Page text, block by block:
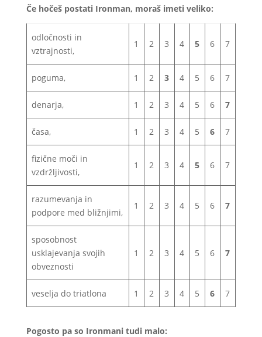
Če hočeš postati Ironman, moraš imeti veliko:
odločnosti in
vztrajnosti,
1 2 3 4 5 6 7
poguma, 1 2 3 4 5 6 7
denarja, 1 2 3 4 5 6 7
časa, 1 2 3 4 5 6 7
fizične moči in
vzdržljivosti,
1 2 3 4 5 6 7
razumevanja in
podpore med bližnjimi,
1 2 3 4 5 6 7
sposobnost
usklajevanja svojih
obveznosti
1 2 3 4 5 6 7
veselja do triatlona 1 2 3 4 5 6 7
Pogosto pa so Ironmani tudi malo: